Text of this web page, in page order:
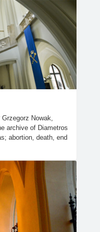
Nowak,
archive of Diametros
abortion, death, end